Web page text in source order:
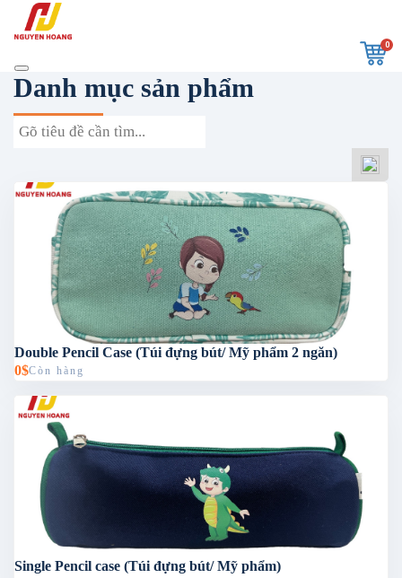
0
Danh mục sản phẩm
Double Pencil Case (Túi đựng bút/ Mỹ phẩm 2 ngăn)
0$Còn hàng
Single Pencil case (Túi đựng bút/ Mỹ phẩm)